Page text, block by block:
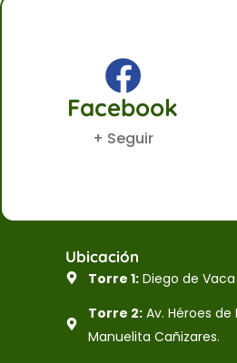
Facebook
+ Seguir
Ubicación
Torre 1:Diego de
Torre 2:Av. Héroes de
Manuelita Cañizares.